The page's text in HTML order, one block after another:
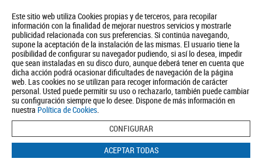
Este sitio web utiliza Cookies propias y de terceros, para recopilar
información con la finalidad de mejorar nuestros servicios y mostrarle
publicidad relacionada con sus preferencias. Si continúa navegando,
supone la aceptación de la instalación de las mismas. El usuario tiene la
posibilidad de configurar su navegador pudiendo, si así lo desea, impedir
que sean instaladas en su disco duro, aunque deberá tener en cuenta que
dicha acción podrá ocasionar dificultades de navegación de la página
web. Las cookies no se utilizan para recoger información de carácter
personal. Usted puede permitir su uso o rechazarlo, también puede cambiar
su configuración siempre que lo desee. Dispone de más información en
nuestra Política de Cookies.
CONFIGURAR
ACEPTAR TODAS
Quiénes somos Turismo Política de Privacidad Aviso Legal
Política de Cookies
BUSCAR